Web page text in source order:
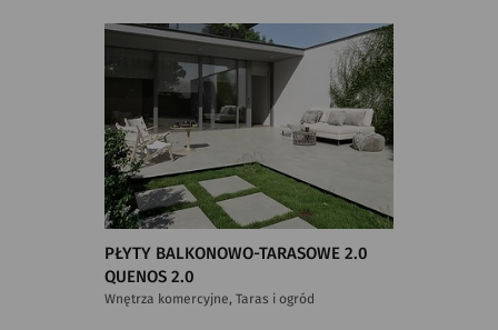
PŁYTY BALKONOWO-TARASOWE 2.0
QUENOS 2.0
Wnętrza komercyjne, Taras i ogród